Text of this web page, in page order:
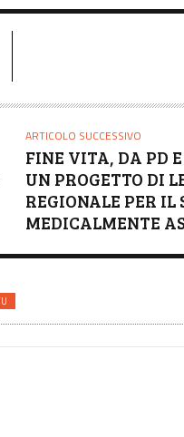
ARTICOLO SUCCESSIVO
FINE VITA, DA PD
UN PROGETTO DI
REGIONALE PER IL
MEDICALMENTE